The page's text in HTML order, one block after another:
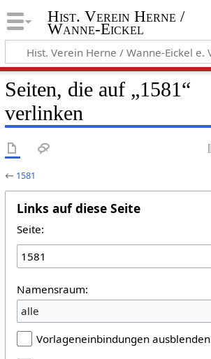
Hist. Verein Herne /
Wanne-Eickel
Seiten, die auf „1581“
verlinken
← 1581
Links auf diese Seite
Seite:
Namensraum:
alle
Vorlageneinbindungen ausblenden